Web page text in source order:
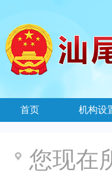
首页 机构设
您现在